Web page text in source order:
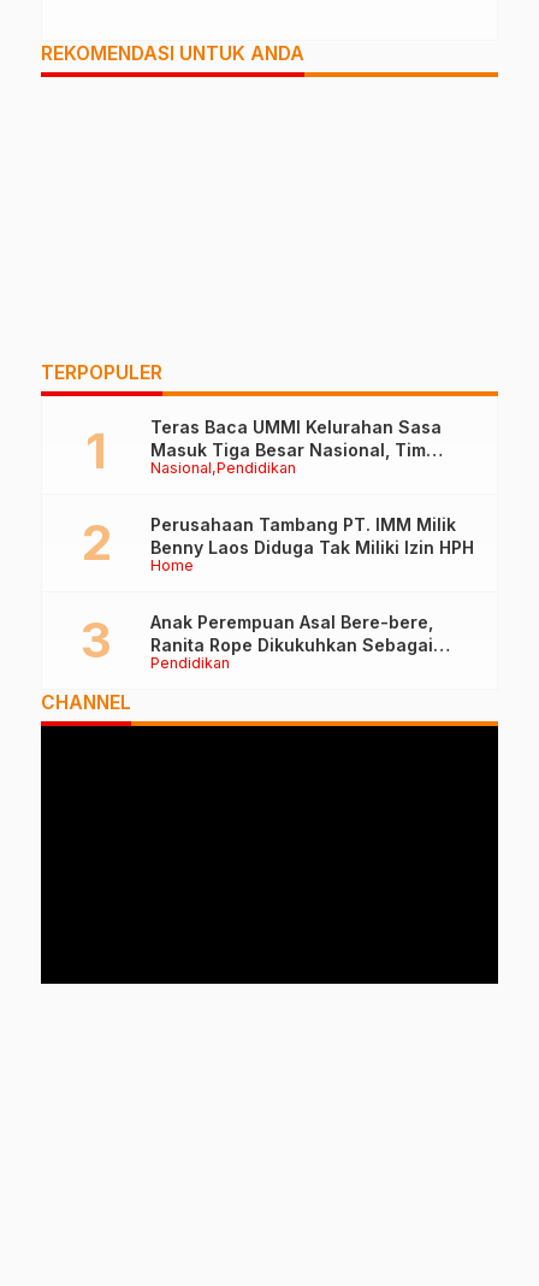
REKOMENDASI UNTUK ANDA
TERPOPULER
Nasional Pendidikan
Teras Baca UMMI Kelurahan Sasa
Masuk Tiga Besar Nasional, Tim
Penilai Lakukan Visitasi di Ternate
Home
Perusahaan Tambang PT. IMM Milik
Benny Laos Diduga Tak Miliki Izin HPH
Pendidikan
Anak Perempuan Asal Bere-bere,
Ranita Rope Dikukuhkan Sebagai
Guru Besar dan Rektor Ummu
CHANNEL